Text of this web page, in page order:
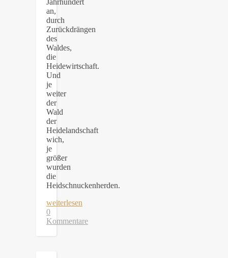
an,
durch
Zurückdrängen
des
Waldes,
die
Heidewirtschaft.
Und
je
weiter
der
Wald
der
Heidelandschaft
wich,
je
größer
wurden
die
Heidschnuckenherden.
weiterlesen
0
Kommentare